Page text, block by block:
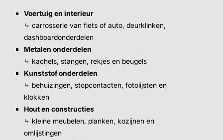
Voertuig en interieur
⤷ carrosserie van fiets of auto, deurklinken,
dashboardonderdelen
Metalen onderdelen
⤷ kachels, stangen, rekjes en beugels
Kunststof onderdelen
⤷ behuizingen, stopcontacten, fotolijsten en
klokken
Hout en constructies
⤷ kleine meubelen, planken, kozijnen en
omlijstingen